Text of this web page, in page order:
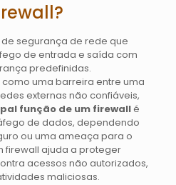
segurança de rede que
de entrada e saída com
predefinidas.
uma barreira entre uma
externas não confiáveis,
função de um firewallé
de dados, dependendo
ou uma ameaça para o
firewall ajuda a proteger
acessos não autorizados,
maliciosas.